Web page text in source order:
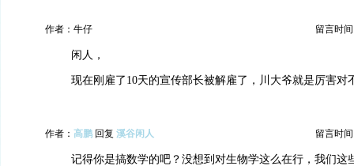
作者：牛仔 留言时间
闲人，
现在刚雇了10天的宣传部长被解雇了，川大爷就是厉害对
作者： 高鹏 回复 溪谷闲人 留言时间
记得你是搞数学的吧？没想到对生物学这么在行，我们这